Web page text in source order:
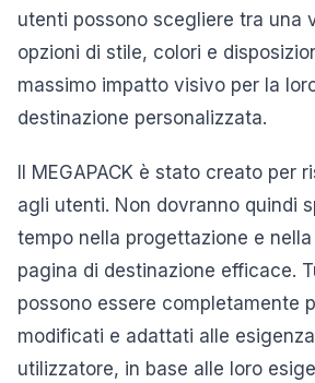
utenti possono scegliere tra una
opzioni di stile, colori e
massimo impatto visivo per la
destinazione personalizzata.
Il MEGAPACK è stato creato per
agli utenti. Non dovranno quindi
tempo nella progettazione e
pagina di destinazione efficace.
possono essere completamente
modificati e adattati alle
utilizzatore, in base alle loro